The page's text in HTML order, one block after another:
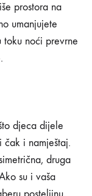
prostora na
umanjujete
toku noći prevrne
djeca dijele
čak i namještaj.
druga
su i vaša